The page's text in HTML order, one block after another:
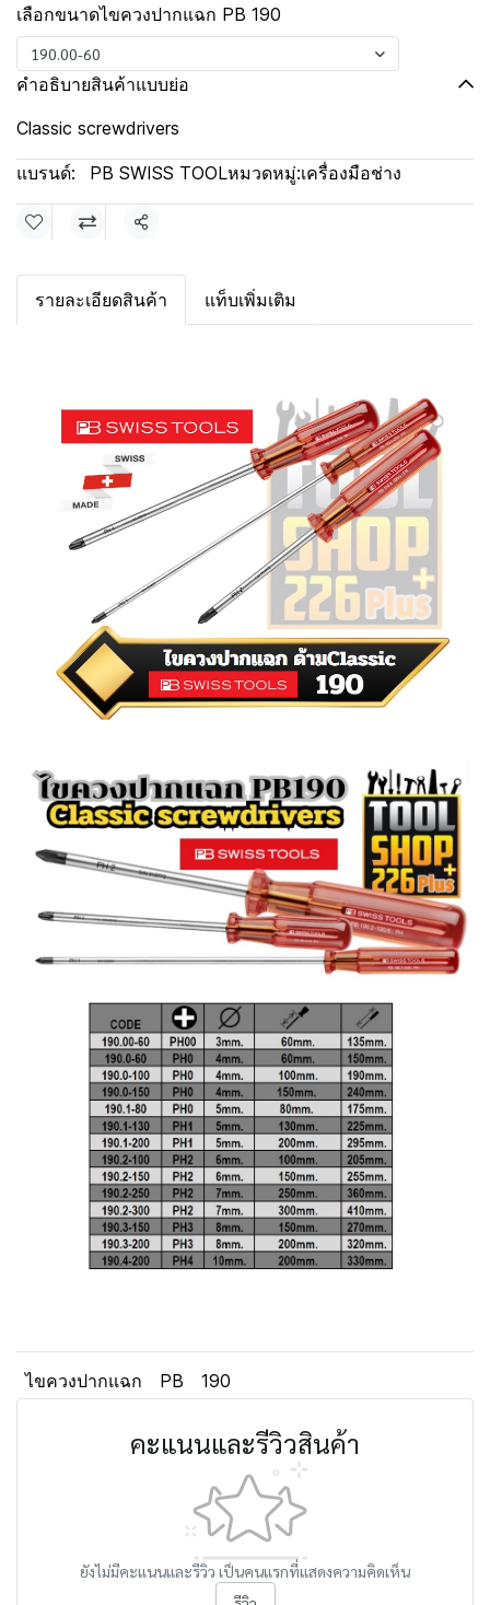
เลือกขนาดไขควงปากแฉก PB 190
190.00-60
คำอธิบายสินค้าแบบย่อ
Classic screwdrivers
แบรนด์: PB SWISS TOOLหมวดหมู่:เครื่องมือช่าง
แชร์
รายละเอียดสินค้า แท็บเพิ่มเติม
ไขควงปากแฉก PB 190
คะแนนและรีวิวสินค้า
ยังไม่มีคะแนนและรีวิว เป็นคนแรกที่แสดงความคิดเห็น